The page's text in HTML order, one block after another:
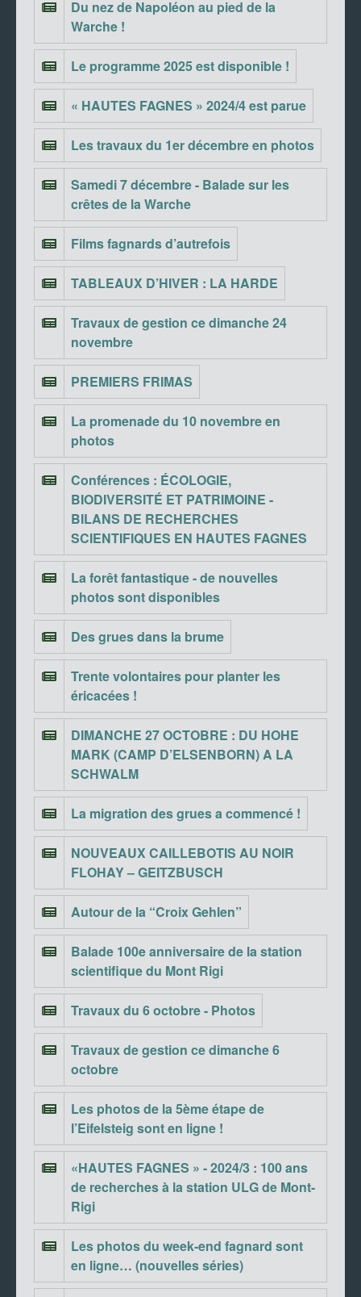
Du nez de Napoléon au pied de la
Warche !
Le programme 2025 est disponible !
« HAUTES FAGNES » 2024/4 est parue
Les travaux du 1er décembre en photos
Samedi 7 décembre - Balade sur les
crêtes de la Warche
Films fagnards d’autrefois
TABLEAUX D’HIVER : LA HARDE
Travaux de gestion ce dimanche 24
novembre
PREMIERS FRIMAS
La promenade du 10 novembre en
photos
Conférences : ÉCOLOGIE,
BIODIVERSITÉ ET PATRIMOINE -
BILANS DE RECHERCHES
SCIENTIFIQUES EN HAUTES FAGNES
La forêt fantastique - de nouvelles
photos sont disponibles
Des grues dans la brume
Trente volontaires pour planter les
éricacées !
DIMANCHE 27 OCTOBRE : DU HOHE
MARK (CAMP D’ELSENBORN) A LA
SCHWALM
La migration des grues a commencé !
NOUVEAUX CAILLEBOTIS AU NOIR
FLOHAY – GEITZBUSCH
Autour de la “Croix Gehlen”
Balade 100e anniversaire de la station
scientifique du Mont Rigi
Travaux du 6 octobre - Photos
Travaux de gestion ce dimanche 6
octobre
Les photos de la 5ème étape de
l’Eifelsteig sont en ligne !
«HAUTES FAGNES » - 2024/3 : 100 ans
de recherches à la station ULG de Mont-
Rigi
Les photos du week-end fagnard sont
en ligne… (nouvelles séries)